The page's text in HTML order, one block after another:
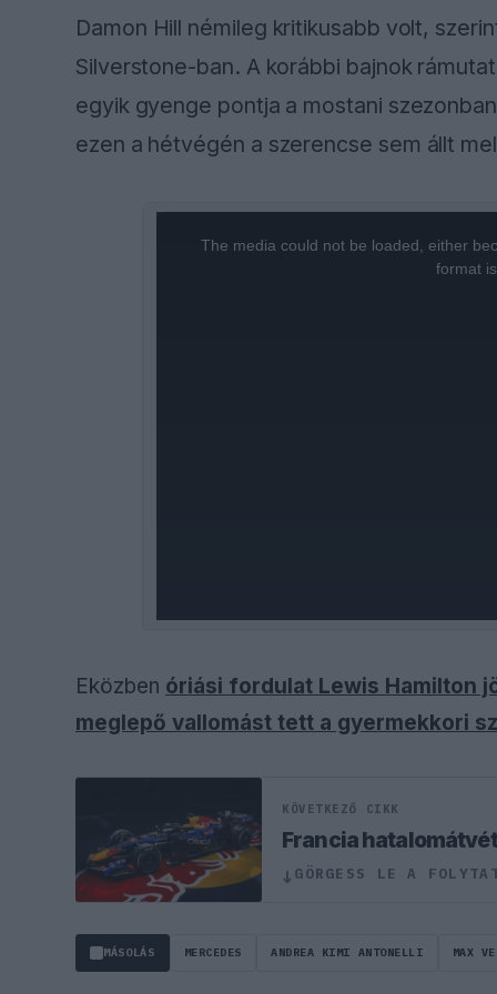
Damon Hill némileg kritikusabb volt,
Silverstone-ban. A korábbi bajnok
egyik gyenge pontja a mostani
ezen a hétvégén a szerencse sem állt
The media could not be loaded, either
format
Eközben óriási fordulat Lewis Hamilton
meglepő vallomást tett a gyermekkori
KÖVETKEZŐ CIKK
Francia
↓ GÖRGESS LE A
MÁSOLÁS MERCEDES ANDREA KIMI ANTONELLI MAX